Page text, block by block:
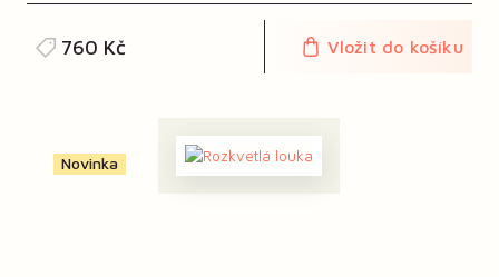
760 Kč Vložit do košíku
Novinka